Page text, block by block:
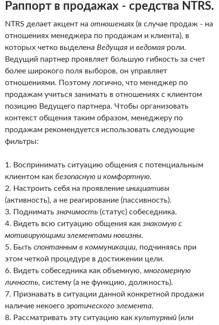
Раппорт в продажах - средства NTRS.
NTRS делает акцент на отношениях(в случае продаж - на
отношениях менеджера по продажам и клиента), в
которых четко выделена Ведущая и ведомая роли.
Ведущий партнер проявляет большую гибкость за счет
более широкого поля выборов, он управляет
отношениями. Поэтому логично, что менеджер по
продажам учиться занимать в отношениях с клиентом
позицию Ведущего партнера. Чтобы организовать
контекст общения таким образом, менеджеру по
продажам рекомендуется использовать следующие
фильтры:
1. Воспринимать ситуацию общения с потенциальным
клиентом как безопасную и комфортную.
2. Настроить себя на проявление инициативы
(активность), а не реагирование (пассивность).
3. Поднимать значимость (статус) собеседника.
4. Видеть всю ситуацию общения как знакомую с
мотивирующими элементами новизны.
5. Быть спонтанным в коммуникации, подчиняясь при
этом четкой процедуре в достижении цели.
6. Видеть собеседника как объемную, многомерную
личность, систему (а не функцию, должность).
7. Признавать в ситуации данной конкретной продажи
наличие некоего эротического элемента.
8. Рассматривать эту ситуацию как культурный (или